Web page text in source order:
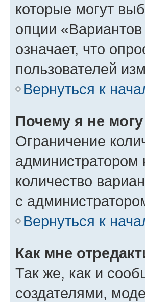
которые могут
опции
означает, что
пользователей
Вернуться к
Почему я не
Ограничение
количество
с
Вернуться к
Как мне
Так же, как и
создателями,